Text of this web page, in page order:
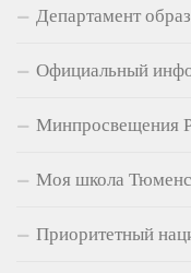
Департамент
Официальный
Минпросвещения
Моя школа
Приоритетный